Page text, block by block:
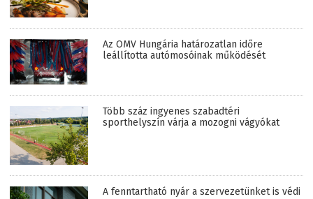
Az OMV Hungária határozatlan időre
leállította autómosóinak működését
Több száz ingyenes szabadtéri
sporthelyszín várja a mozogni vágyókat
A fenntartható nyár a szervezetünket is védi